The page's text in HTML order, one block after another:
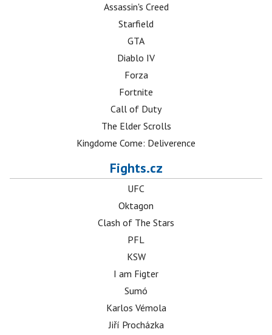
Assassin's Creed
Starfield
GTA
Diablo IV
Forza
Fortnite
Call of Duty
The Elder Scrolls
Kingdome Come: Deliverence
Fights.cz
UFC
Oktagon
Clash of The Stars
PFL
KSW
I am Figter
Sumó
Karlos Vémola
Jiří Procházka